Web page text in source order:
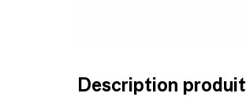
Description produit